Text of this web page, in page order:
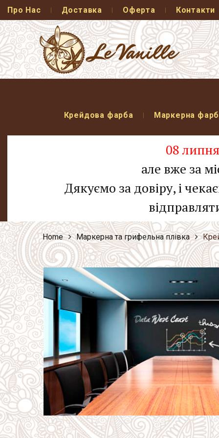
Про Нас Доставка Оферта Контакти
Крейдова фарба Маркерна
08
але вже за
Дякуємо за довіру, і
Home Маркерна та грифельна плівка